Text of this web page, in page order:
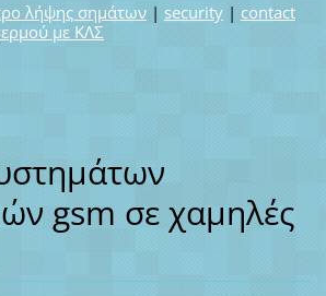
λήψης σημάτων | security | contact
με ΚΛΣ
gsm σε χαμηλές